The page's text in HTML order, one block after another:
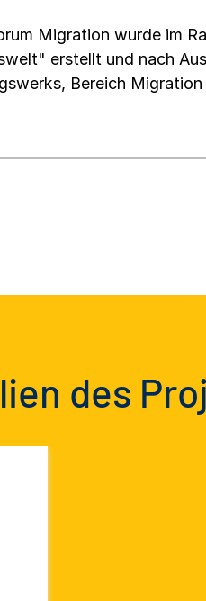
Migration wurde im
erstellt und nach
Bereich
des